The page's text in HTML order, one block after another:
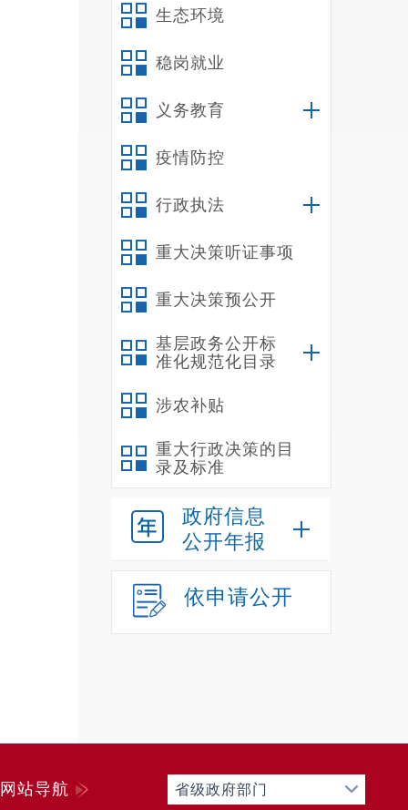
生态环境
稳岗就业
义务教育
疫情防控
行政执法
重大决策听证事项
重大决策预公开
基层政务公开标
准化规范化目录
涉农补贴
重大行政决策的目
录及标准
政府信息
公开年报
依申请公开
网站导航 省级政府部门